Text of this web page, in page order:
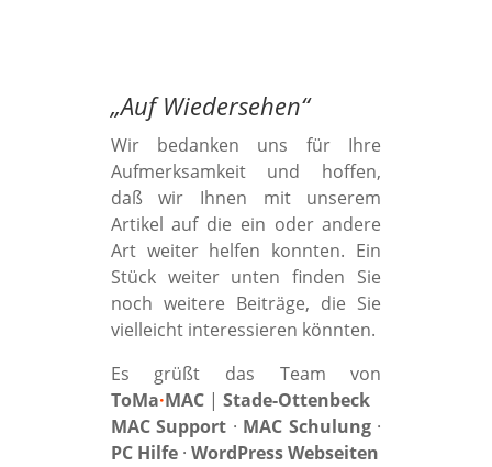
„Auf Wiedersehen“
Wir bedanken uns für Ihre
Aufmerksamkeit und hoffen,
daß wir Ihnen mit unserem
Artikel auf die ein oder andere
Art weiter helfen konnten. Ein
Stück weiter unten finden Sie
noch weitere Beiträge, die Sie
vielleicht interessieren könnten.
Es grüßt das Team von
ToMa·MAC| Stade-Ottenbeck
MAC Support · MAC Schulung·
PC Hilfe· WordPress Webseiten